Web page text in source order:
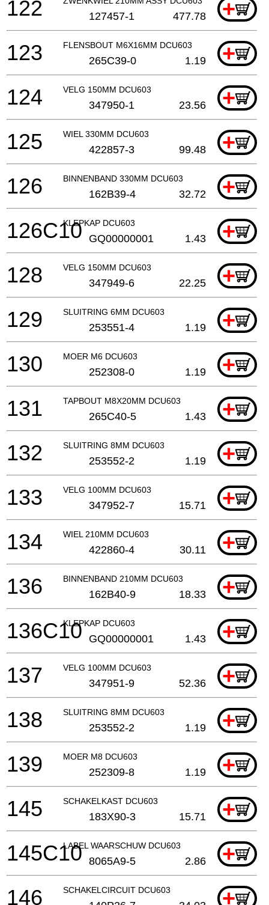
+
122 127457-1 477.78
FLENSBOUT M6X16MM DCU603 +
123 265C39-0 1.19
VELG 150MM DCU603 +
124 347950-1 23.56
WIEL 330MM DCU603 +
125 422857-3 99.48
BINNENBAND 330MM DCU603 +
126 162B39-4 32.72
KLEPKAP DCU603 +
126C10 GQ00000001 1.43
VELG 150MM DCU603 +
128 347949-6 22.25
SLUITRING 6MM DCU603 +
129 253551-4 1.19
MOER M6 DCU603 +
130 252308-0 1.19
TAPBOUT M8X20MM DCU603 +
131 265C40-5 1.43
SLUITRING 8MM DCU603 +
132 253552-2 1.19
VELG 100MM DCU603 +
133 347952-7 15.71
WIEL 210MM DCU603 +
134 422860-4 30.11
BINNENBAND 210MM DCU603 +
136 162B40-9 18.33
KLEPKAP DCU603 +
136C10 GQ00000001 1.43
VELG 100MM DCU603 +
137 347951-9 52.36
SLUITRING 8MM DCU603 +
138 253552-2 1.19
MOER M8 DCU603 +
139 252309-8 1.19
SCHAKELKAST DCU603 +
145 183X90-3 15.71
LABEL WAARSCHUW DCU603 +
145C10 8065A9-5 2.86
SCHAKELCIRCUIT DCU603 +
146